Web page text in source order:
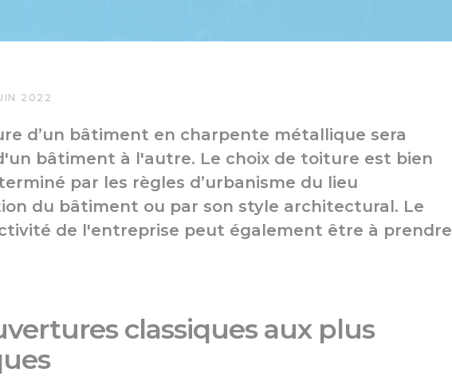
2022
d’un bâtiment en charpente métallique sera
bâtiment à l'autre. Le choix de toiture est bien
par les règles d’urbanisme du lieu
du bâtiment ou par son style architectural. Le
de l'entreprise peut également être à prendre
classiques aux plus